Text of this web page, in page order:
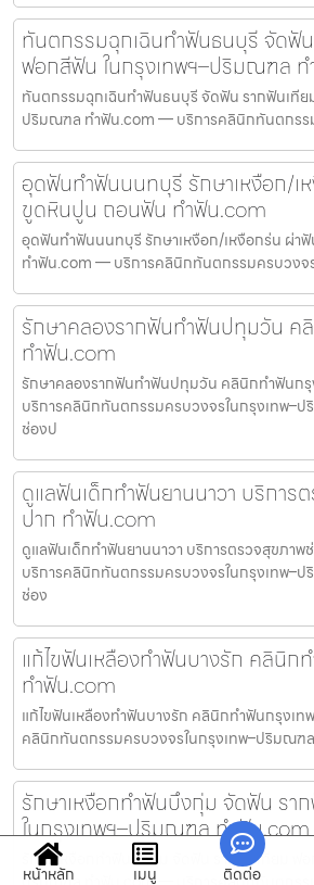
ทันตกรรมฉุกเฉินทำฟันธนบุรี จัดฟั
ฟอกสีฟัน ในกรุงเทพฯ–ปริมณฑล
ทันตกรรมฉุกเฉินทำฟันธนบุรี จัดฟัน รากฟันเที
ปริมณฑล ทำฟัน.com — บริการคลินิกทันตกรร
อุดฟันทำฟันนนทบุรี รักษาเหงือก/เ
ขูดหินปูน ถอนฟัน ทำฟัน.com
อุดฟันทำฟันนนทบุรี รักษาเหงือก/เหงือกร่น ผ่
ทำฟัน.com — บริการคลินิกทันตกรรมครบวงจ
รักษาคลองรากฟันทำฟันปทุมวัน ค
ทำฟัน.com
รักษาคลองรากฟันทำฟันปทุมวัน คลินิกทำฟันก
บริการคลินิกทันตกรรมครบวงจรในกรุงเทพ–
ช่องป
ดูแลฟันเด็กทำฟันยานนาวา บริการ
ปาก ทำฟัน.com
ดูแลฟันเด็กทำฟันยานนาวา บริการตรวจสุขภา
บริการคลินิกทันตกรรมครบวงจรในกรุงเทพ–
ช่อง
แก้ไขฟันเหลืองทำฟันบางรัก คลินิก
ทำฟัน.com
แก้ไขฟันเหลืองทำฟันบางรัก คลินิกทำฟันกรุงเ
คลินิกทันตกรรมครบวงจรในกรุงเทพ–ปริมณฑ
รักษาเหงือกทำฟันบึงกุ่ม จัดฟัน รา
ในกรุงเทพฯ–ปริมณฑล ทำฟัน.com
รักษาเหงือกทำฟันบึงกุ่ม จัดฟัน รากฟันเทียม ฟ
หน้าหลัก เมนู ติดต่อ